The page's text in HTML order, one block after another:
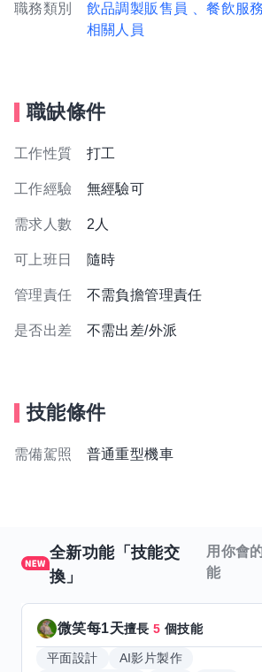
職務類別 飲品調製販售員 、餐飲服
相關人員
職缺條件
工作性質 打工
工作經驗 無經驗可
需求人數 2人
可上班日 隨時
管理責任 不需負擔管理責任
是否出差 不需出差/外派
技能條件
需備駕照 普通重型機車
全新功能「技能交
換」
用你會
能
微笑每1天擅長5 個技能
平面設計
AI影片製作